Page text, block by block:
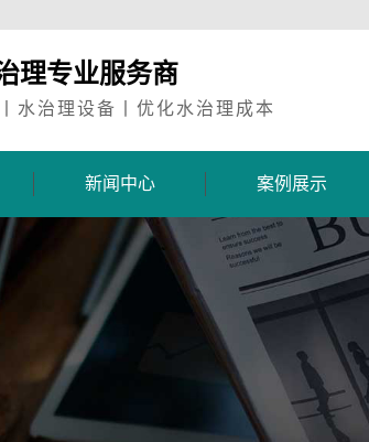
理专业服务商
水治理设备丨优化水治理成本
新闻中心 案例展示